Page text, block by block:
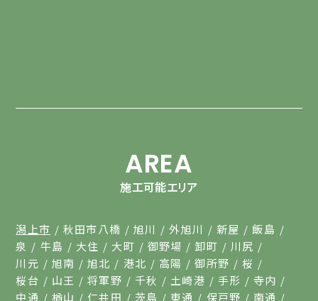
AREA
施工可能エリア
潟上市 秋田市八橋 旭川 外旭川 新屋
飯島
泉
牛島 大住 大町 御野場 卸町
川尻
川元
旭南 旭北 港北 高陽 御所野
桜
桜台
山王 将軍野 千秋 土崎港 手形
寺内
中通
楢山 仁井田 茨島 東通 保戸野 南通